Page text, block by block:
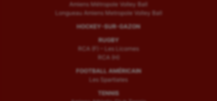
Amiens Métropole Volley Ball
Longueau Amiens Metropole Volley Ball
HOCKEY-SUR-GAZON
RUGBY
RCA (F) – Les Licornes
RCA (H)
FOOTBALL AMÉRICAIN
Les Spartiates
TENNIS